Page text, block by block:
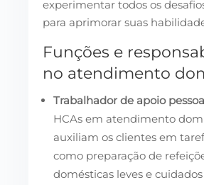
experimentar todos os
para aprimorar suas
Funções e
no atendimento
Trabalhador de apoio
HCAs em atendimento
auxiliam os clientes em
como preparação de
domésticas leves e cuidados